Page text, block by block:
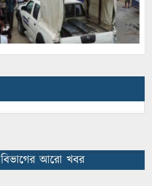
বিভাগের আরো খবর